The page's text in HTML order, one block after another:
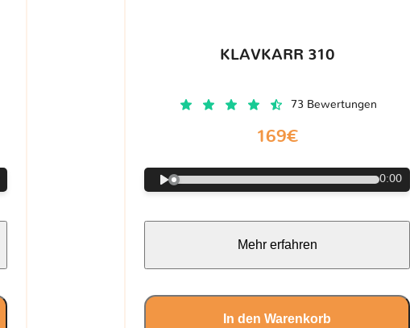
KLAVKARR 310
73 Bewertungen
169€
0:00
Mehr erfahren
In den Warenkorb